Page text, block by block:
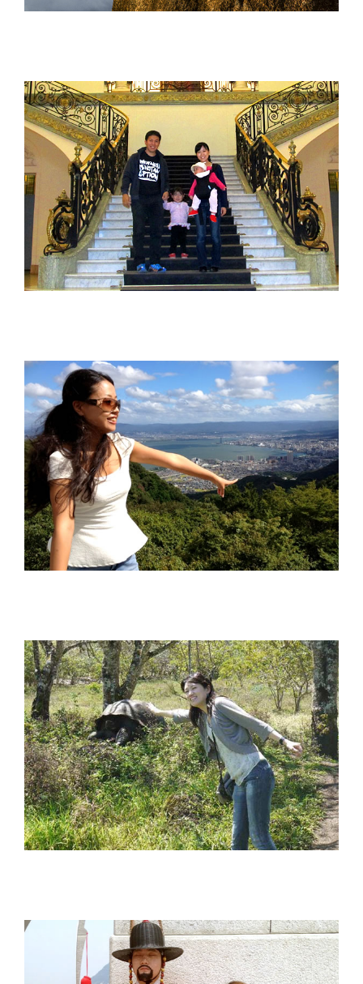
樋口 興香 Kyoka Higuchi
田中 奈津季 Natsuki Tanaka
片貝明香 Sayaka Katagai